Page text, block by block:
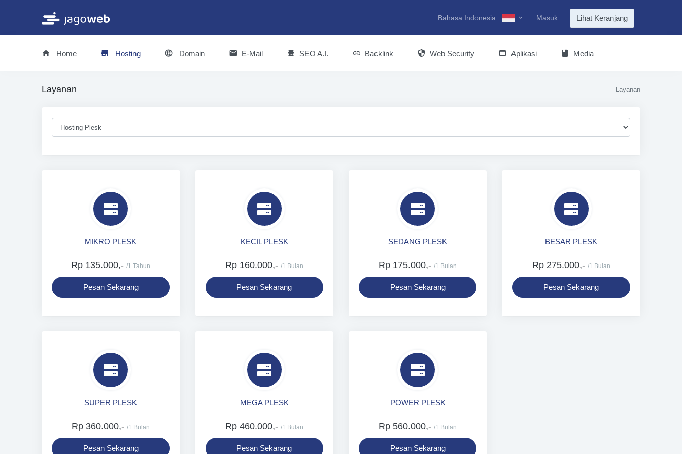
Bahasa Indonesia Masuk Lihat Keranjang
Home Hosting Domain E-Mail SEO A.I. Backlink Web Security Aplikasi Media
Layanan
Layanan
MIKRO PLESK
Rp 135.000,-/1 Tahun
Pesan Sekarang
KECIL PLESK
Rp 160.000,- /1 Bulan
Pesan Sekarang
SEDANG PLESK
Rp 175.000,-/1 Bulan
Pesan Sekarang
BESAR PLESK
Rp 275.000,- /1 Bulan
Pesan Sekarang
SUPER PLESK
Rp 360.000,-/1 Bulan
Pesan Sekarang
MEGA PLESK
Rp 460.000,- /1 Bulan
Pesan Sekarang
POWER PLESK
Rp 560.000,-/1 Bulan
Pesan Sekarang